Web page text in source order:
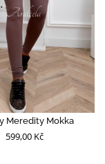
Meredity Mokka
599,00 Kč